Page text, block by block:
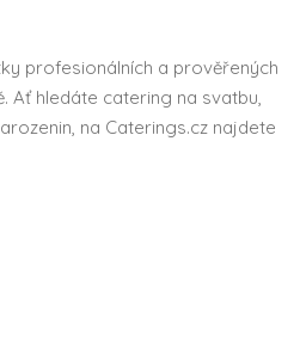
profesionálních a prověřených
Ať hledáte catering na svatbu,
na Caterings.cz najdete